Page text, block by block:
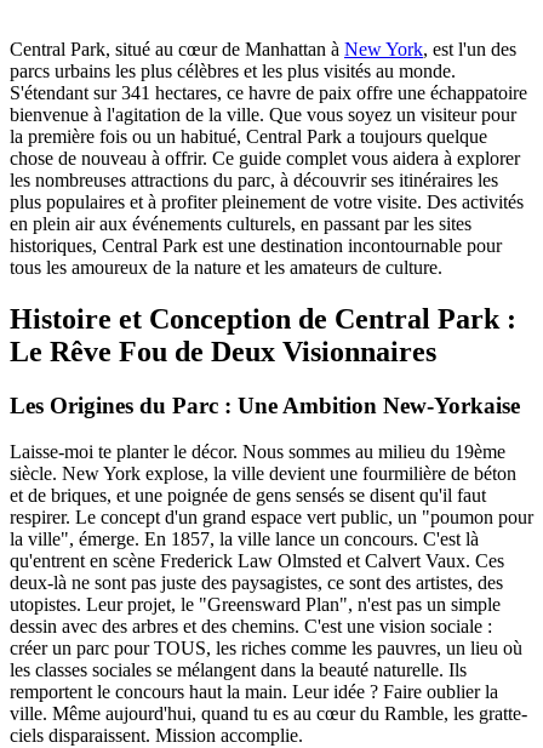
Central Park, situé au cœur de Manhattan à New York, est l'un des
parcs urbains les plus célèbres et les plus visités au monde.
S'étendant sur 341 hectares, ce havre de paix offre une échappatoire
bienvenue à l'agitation de la ville. Que vous soyez un visiteur pour
la première fois ou un habitué, Central Park a toujours quelque
chose de nouveau à offrir. Ce guide complet vous aidera à explorer
les nombreuses attractions du parc, à découvrir ses itinéraires les
plus populaires et à profiter pleinement de votre visite. Des activités
en plein air aux événements culturels, en passant par les sites
historiques, Central Park est une destination incontournable pour
tous les amoureux de la nature et les amateurs de culture.
Histoire et Conception de Central Park :
Le Rêve Fou de Deux Visionnaires
Les Origines du Parc : Une Ambition New-Yorkaise
Laisse-moi te planter le décor. Nous sommes au milieu du 19ème
siècle. New York explose, la ville devient une fourmilière de béton
et de briques, et une poignée de gens sensés se disent qu'il faut
respirer. Le concept d'un grand espace vert public, un "poumon pour
la ville", émerge. En 1857, la ville lance un concours. C'est là
qu'entrent en scène Frederick Law Olmsted et Calvert Vaux. Ces
deux-là ne sont pas juste des paysagistes, ce sont des artistes, des
utopistes. Leur projet, le "Greensward Plan", n'est pas un simple
dessin avec des arbres et des chemins. C'est une vision sociale :
créer un parc pour TOUS, les riches comme les pauvres, un lieu où
les classes sociales se mélangent dans la beauté naturelle. Ils
remportent le concours haut la main. Leur idée ? Faire oublier la
ville. Même aujourd'hui, quand tu es au cœur du Ramble, les gratte-
ciels disparaissent. Mission accomplie.